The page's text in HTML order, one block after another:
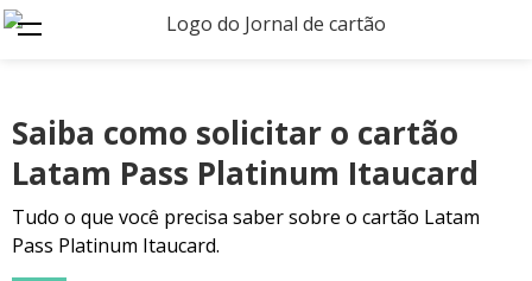
Saiba como solicitar o cartão
Latam Pass Platinum Itaucard
Tudo o que você precisa saber sobre o cartão Latam
Pass Platinum Itaucard.